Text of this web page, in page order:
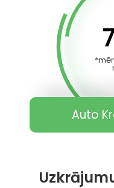
Auto